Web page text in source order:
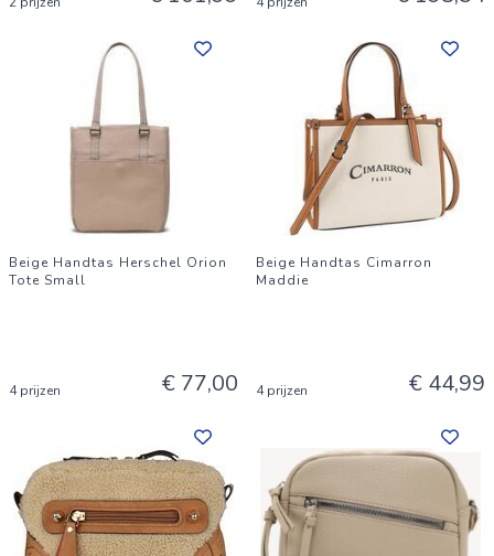
Beige Handtas Herschel Orion
Tote Small
4 prijzen € 77,00
Beige Handtas Cimarron
Maddie
4 prijzen € 44,99